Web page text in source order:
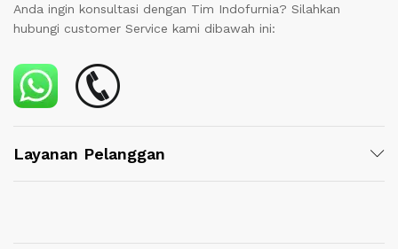
Anda ingin konsultasi dengan Tim Indofurnia? Silahkan
hubungi customer Service kami dibawah ini:
Layanan Pelanggan